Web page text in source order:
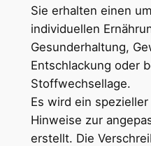
Sie erhalten einen
individuellen
Gesunderhaltung,
Entschlackung oder
Stoffwechsellage.
Es wird ein
Hinweise zur
erstellt. Die